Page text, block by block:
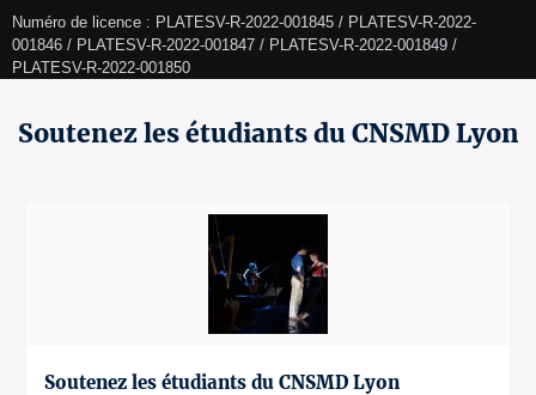
Numéro de licence : PLATESV-R-2022-001845 / PLATESV-R-2022-
001846 / PLATESV-R-2022-001847 / PLATESV-R-2022-001849 /
PLATESV-R-2022-001850
Soutenez les étudiants du CNSMD Lyon
Soutenez les étudiants du CNSMD Lyon